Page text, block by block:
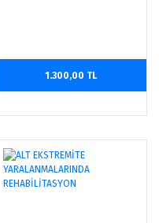
1.300,00 TL